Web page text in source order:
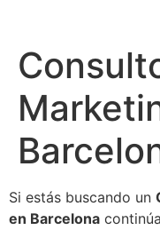
Si estás buscando un
en Barcelona